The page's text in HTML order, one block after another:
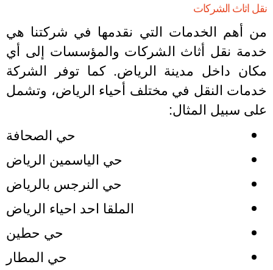
اثاث الشركات
أهم الخدمات التي نقدمها في شركتنا هي
نقل أثاث الشركات والمؤسسات إلى أي
داخل مدينة الرياض. كما توفر الشركة
النقل في مختلف أحياء الرياض، وتشمل
سبيل المثال:
حي الصحافة
حي الياسمين الرياض
حي النرجس بالرياض
الملقا احد احياء الرياض
حي حطين
حي المطار